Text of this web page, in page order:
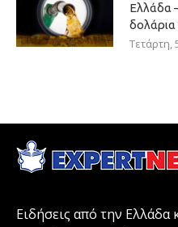
Ελλάδα
Τετάρτη,
Ειδήσεις από την Ελλάδα